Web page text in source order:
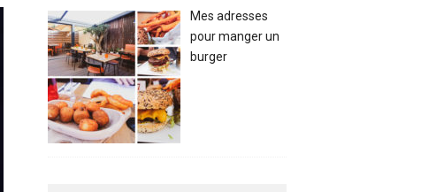
Mes adresses
pour manger un
burger